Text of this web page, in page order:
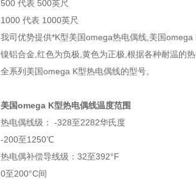
500 代表 500英尺
1000 代表 1000英尺
我司优势提供*K型美国omega热电偶线,美国omega
镍铝合金,红色为负极,黄色为正极,根据各种耐温的
全系列美国omega K型热电偶线的型号。
美国omega K型热电偶线温度范围
热电偶线级： -328至2282华氏度
-200至1250℃
热电偶补偿导线级：32至392°F
0至200°C间